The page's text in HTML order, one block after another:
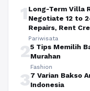
1 Long-Term Villa
Negotiate 12 to
Repairs, Rent
Pariwisata
25 Tips Memilih
Murahan
Fashion
37 Varian Bakso
Indonesia